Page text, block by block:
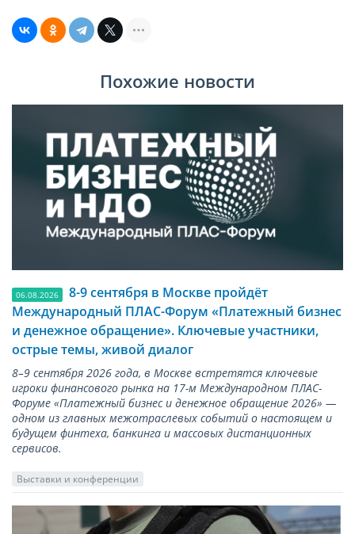
Похожие новости
06.08.2026
8-9 сентября в Москве пройдёт
Международный ПЛАС-Форум «Платежный бизнес
и денежное обращение». Ключевые участники,
острые темы, живой диалог
8–9 сентября 2026 года, в Москве встретятся ключевые
игроки финансового рынка на 17-м Международном ПЛАС-
Форуме «Платежный бизнес и денежное обращение 2026» —
одном из главных межотраслевых событий о настоящем и
будущем финтеха, банкинга и массовых дистанционных
сервисов.
Выставки и конференции